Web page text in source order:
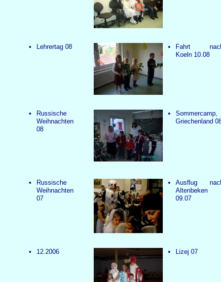
Lehrertag 08
Fahrt
Koeln 10.08
Russische
Weihnachten
08
Sommercamp,
Griechenland
Russische
Weihnachten
07
Ausflug
Altenbeken
09.07
12.2006 Lizej 07